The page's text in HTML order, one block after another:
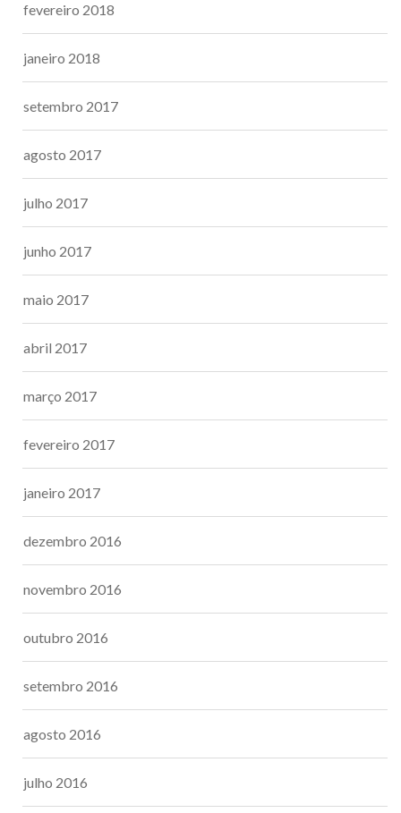
fevereiro 2018
janeiro 2018
setembro 2017
agosto 2017
julho 2017
junho 2017
maio 2017
abril 2017
março 2017
fevereiro 2017
janeiro 2017
dezembro 2016
novembro 2016
outubro 2016
setembro 2016
agosto 2016
julho 2016